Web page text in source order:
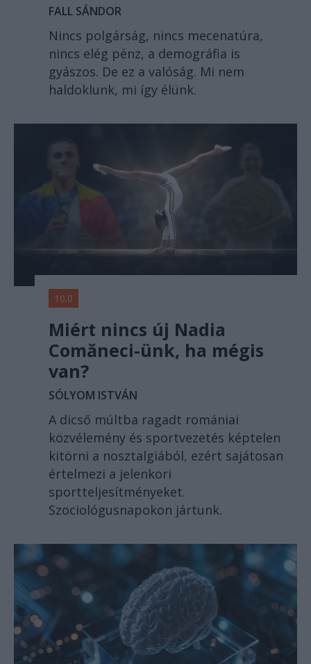
FALL SÁNDOR
Nincs polgárság, nincs mecenatúra,
nincs elég pénz, a demográfia is
gyászos. De ez a valóság. Mi nem
haldoklunk, mi így élünk.
10.0
Miért nincs új Nadia
Comăneci-ünk, ha mégis
van?
SÓLYOM ISTVÁN
A dicső múltba ragadt romániai
közvélemény és sportvezetés képtelen
kitörni a nosztalgiából, ezért sajátosan
értelmezi a jelenkori
sportteljesítményeket.
Szociológusnapokon jártunk.